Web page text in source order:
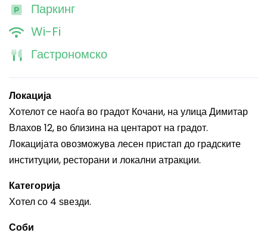
Паркинг
Wi-Fi
Гастрономско
Локација
Хотелот се наоѓа во градот Кочани, на улица Димитар
Влахов 12, во близина на центарот на градот.
Локацијата овозможува лесен пристап до градските
институции, ресторани и локални атракции.
Категорија
Хотел со 4 ѕвезди.
Соби